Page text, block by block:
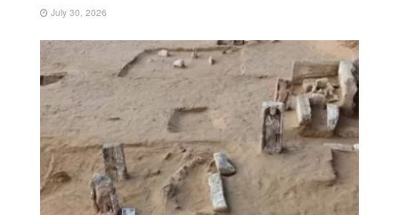
July 30, 2026